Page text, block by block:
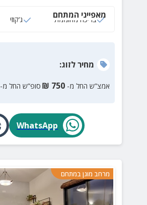
מאפייני המתחם
בריכה מחוממת ג‘קוזי
מחירלזוג:
אמצ”ש החל מ- 750
₪ סופ”ש החל מ-
WhatsApp
מרחב מוגן במתחם